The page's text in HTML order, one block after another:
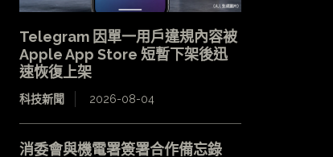
Telegram 因單一用戶違規內容被
Apple App Store 短暫下架後迅
速恢復上架
科技新聞 2026-08-04
消委會與機電署簽署合作備忘錄